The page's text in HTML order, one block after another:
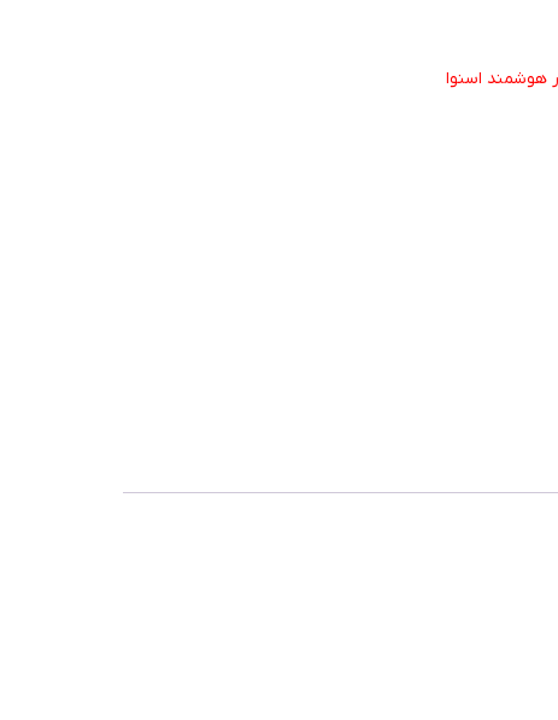
هوشمند اسنوا